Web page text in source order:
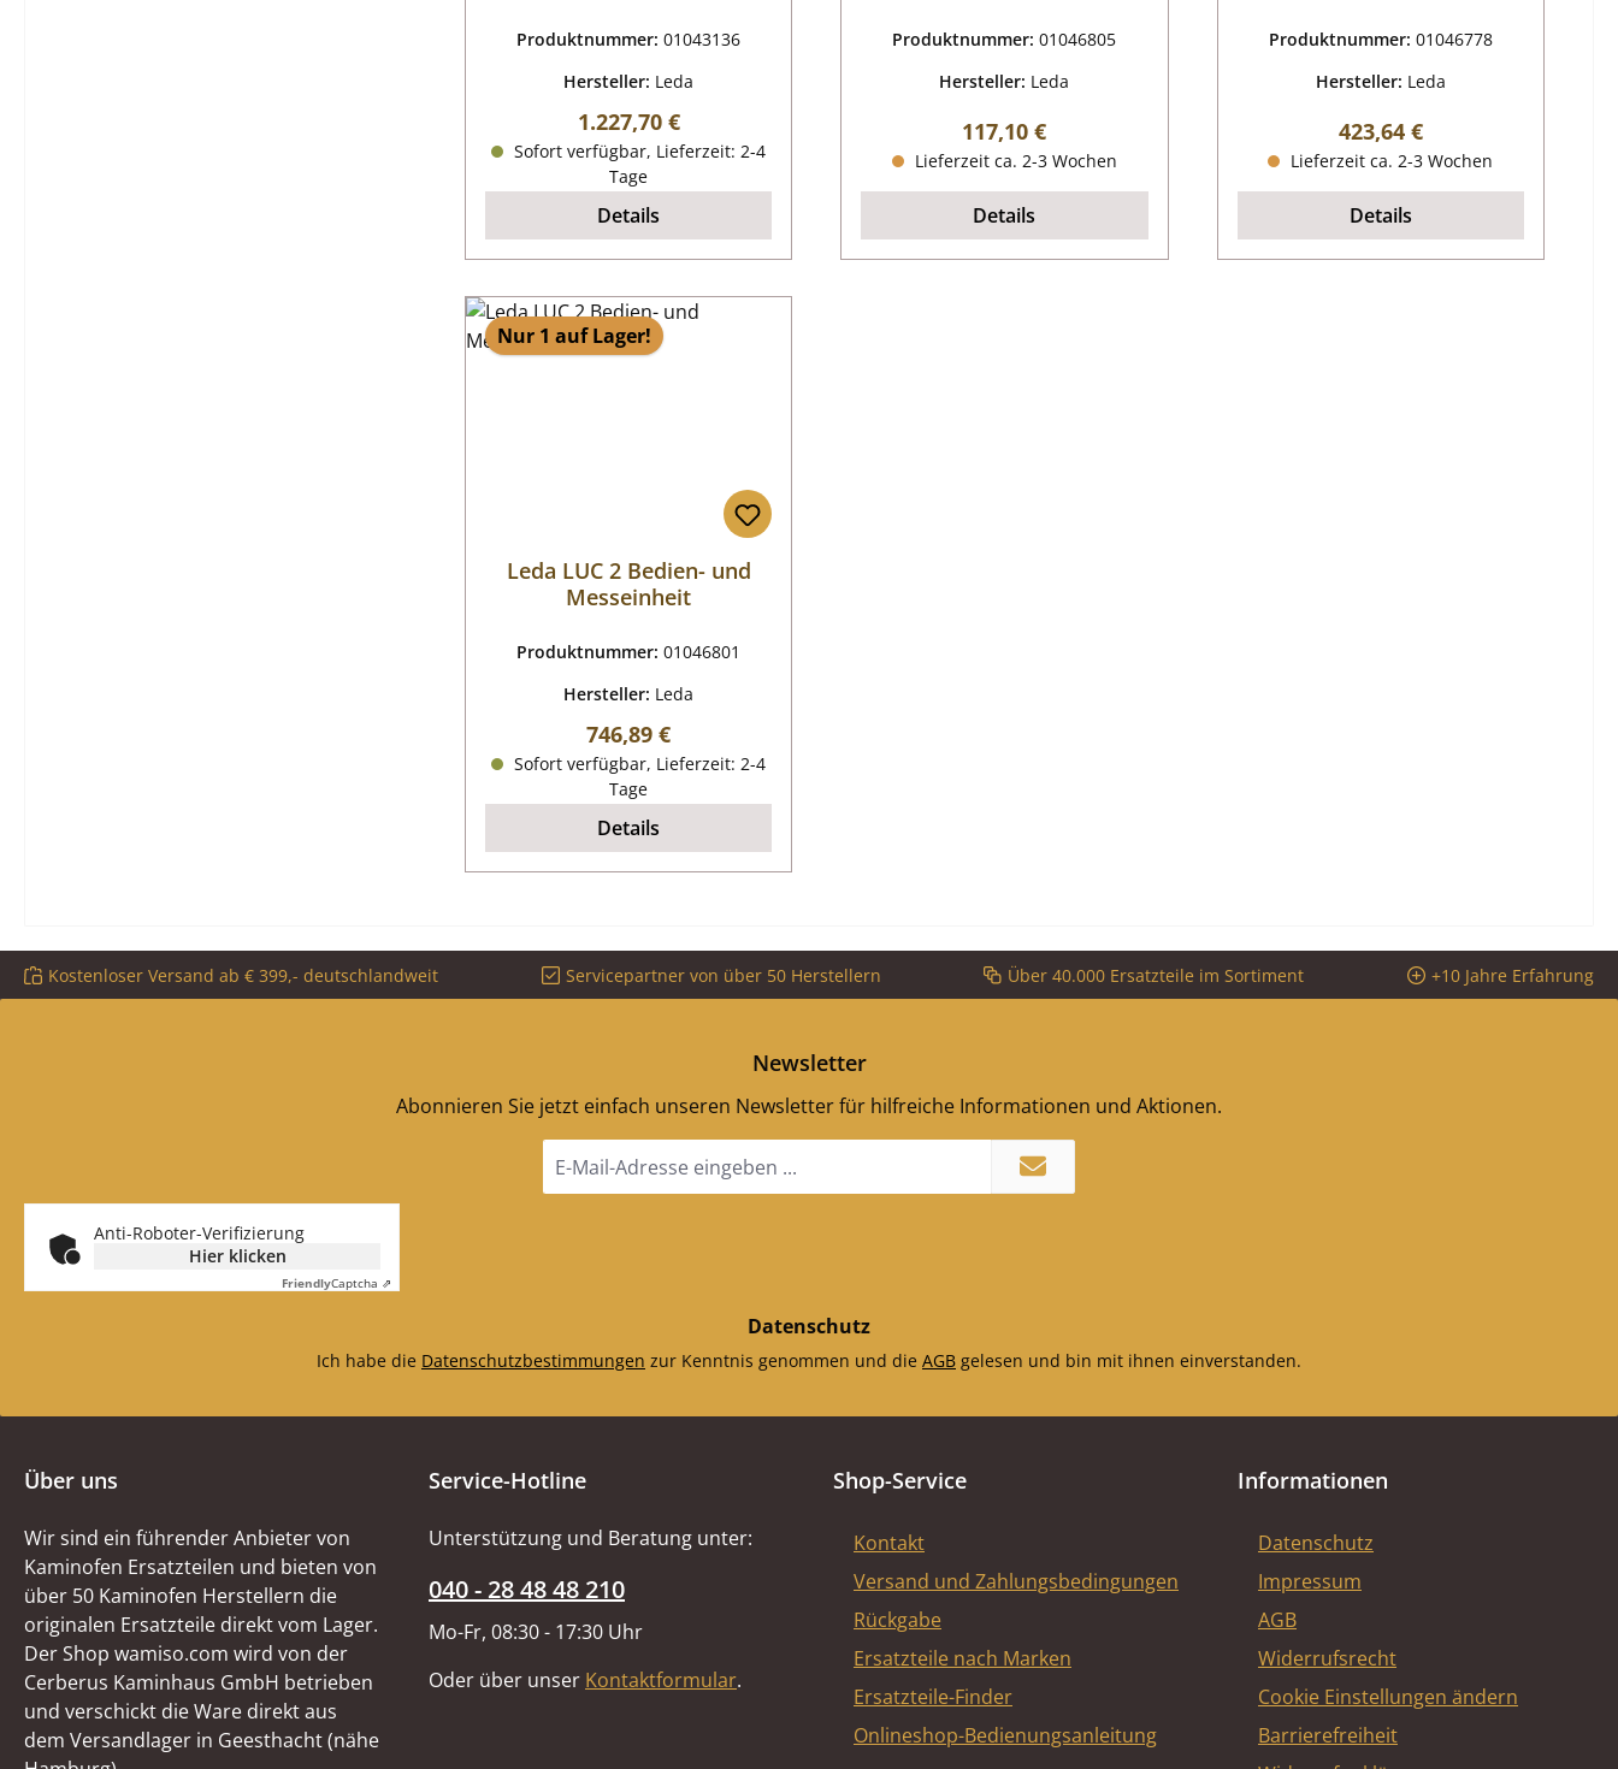
Produktnummer:01043136
Hersteller: Leda
Regulärer Preis:
1.227,70 €
Sofort verfügbar, Lieferzeit: 2-4
Tage
Details
Produktnummer:01046805
Hersteller: Leda
Regulärer Preis:
117,10 €
Lieferzeit ca. 2-3 Wochen
Details
Produktnummer: 01046778
Hersteller: Leda
Regulärer Preis:
423,64 €
Lieferzeit ca. 2-3 Wochen
Details
Nur 1 auf Lager!
Leda LUC 2 Bedien- und
Messeinheit
Produktnummer:01046801
Hersteller: Leda
Regulärer Preis:
746,89 €
Sofort verfügbar, Lieferzeit: 2-4
Tage
Details
Kostenloser Versand ab € 399,- deutschlandweit Servicepartner von über 50 Herstellern Über 40.000 Ersatzteile im Sortiment +10 Jahre Erfahrung
Newsletter
Abonnieren Sie jetzt einfach unseren Newsletter für hilfreiche Informationen und Aktionen.
Mail-
Anti-Roboter-Verifizierung
Hier klicken
FriendlyCaptcha ⇗
Datenschutz
Ich habe die Datenschutzbestimmungen zur Kenntnis genommen und die AGB gelesen und bin mit ihnen einverstanden.
Über uns
Wir sind ein führender Anbieter von
Kaminofen Ersatzteilen und bieten von
über 50 Kaminofen Herstellern die
originalen Ersatzteile direkt vom Lager.
Der Shop wamiso.com wird von der
Cerberus Kaminhaus GmbH betrieben
und verschickt die Ware direkt aus
dem Versandlager in Geesthacht (nähe
Service-Hotline
Unterstützung und Beratung unter:
040 - 28 48 48 210
Mo-Fr, 08:30 - 17:30 Uhr
Oder über unser Kontaktformular.
Shop-Service
Kontakt
Versand und Zahlungsbedingungen
Rückgabe
Ersatzteile nach Marken
Ersatzteile-Finder
Onlineshop-Bedienungsanleitung
Informationen
Datenschutz
Impressum
AGB
Widerrufsrecht
Cookie Einstellungen ändern
Barrierefreiheit